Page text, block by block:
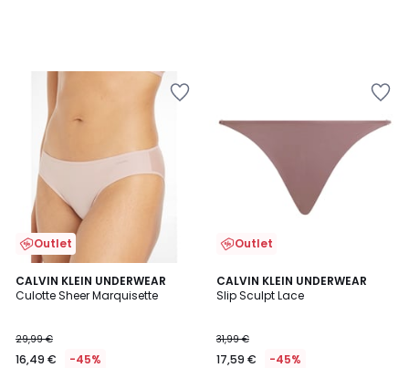
sconto
applicato.
Outlet
CALVIN KLEIN UNDERWEAR
Culotte Sheer Marquisette
29,99 €
16,49 € -45%
Outlet
CALVIN KLEIN UNDERWEAR
Slip Sculpt Lace
31,99 €
17,59 € -45%